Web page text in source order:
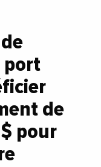
port
de
pour